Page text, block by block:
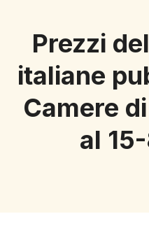
Prezzi
italiane
Camere
al